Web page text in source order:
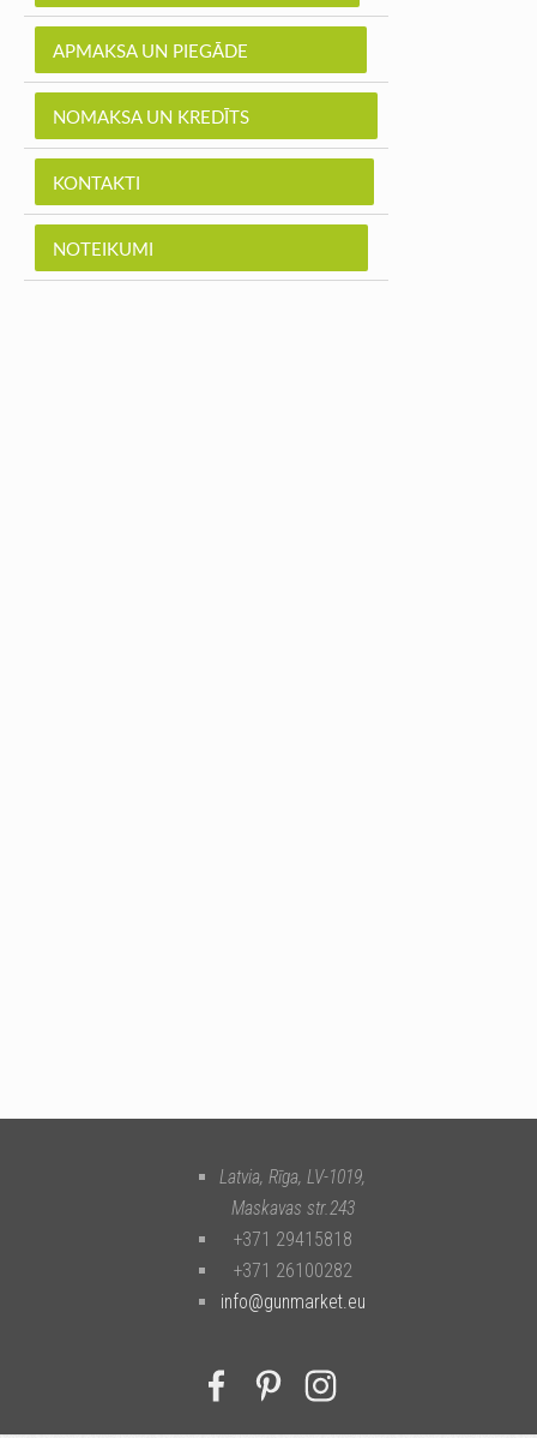
APMAKSA UN PIEGĀDE
NOMAKSA UN KREDĪTS
KONTAKTI
NOTEIKUMI
Latvia, Rīga, LV-1019,
Maskavas str.243
+371 29415818
+371 26100282
info@gunmarket.eu